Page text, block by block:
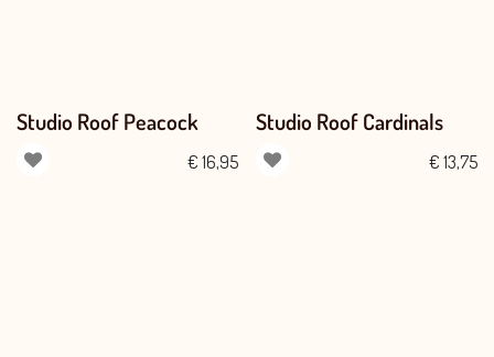
Studio Roof Peacock
€ 16,95
Studio Roof Cardinals
€ 13,75